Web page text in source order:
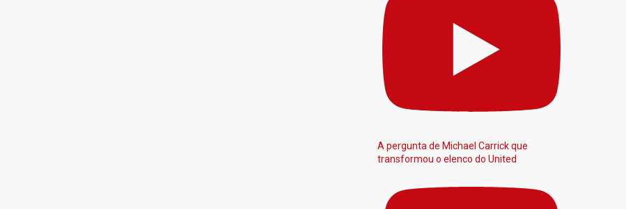
A pergunta de Michael Carrick que
transformou o elenco do United